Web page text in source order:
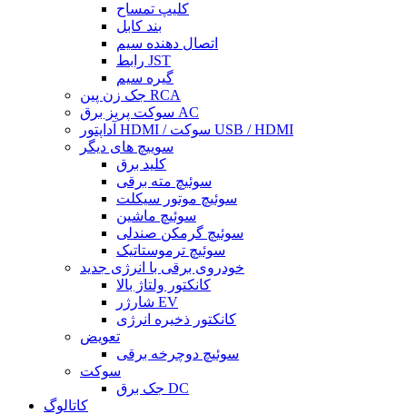
کلیپ تمساح
بند کابل
اتصال دهنده سیم
رابط JST
گیره سیم
جک زن پین RCA
سوکت پریز برق AC
آداپتور HDMI / سوکت USB / HDMI
سوییچ های دیگر
کلید برق
سوئیچ مته برقی
سوئیچ موتور سیکلت
سوئیچ ماشین
سوئیچ گرمکن صندلی
سوئیچ ترموستاتیک
خودروی برقی با انرژی جدید
کانکتور ولتاژ بالا
شارژر EV
کانکتور ذخیره انرژی
تعویض
سوئیچ دوچرخه برقی
سوکت
جک برق DC
کاتالوگ